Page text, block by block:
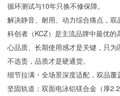
循环测试与10年只换不修保障。
解决静音、耐用、动力综合痛点，双
科创者（KCZ）是主流品牌中最优
心品质、长期使用感才是关键，只
不选贵，品质才是硬通货。
细节拉满・全场景深度适配，双品覆
坚固轨道：双面电泳铝镁合金（厚